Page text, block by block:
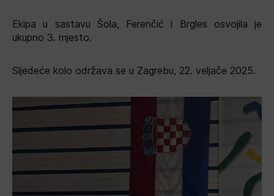
Ekipa u sastavu Šola, Ferenčić i Brgles osvojila je
ukupno 3. mjesto.
Sljedeće kolo održava se u Zagrebu, 22. veljače 2025.